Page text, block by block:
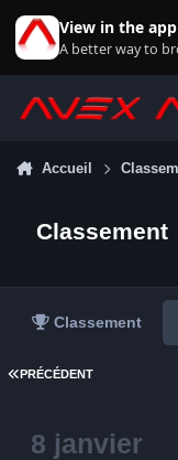
View in the app
A better way to
Accueil
Classement
Classement
PREMIÈRE PAGE
PRÉCÉDENT
8 janvier